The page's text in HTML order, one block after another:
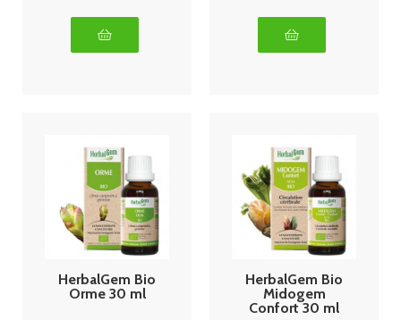
HerbalGem Bio
Orme 30 ml
HerbalGem Bio
Midogem
Confort 30 ml